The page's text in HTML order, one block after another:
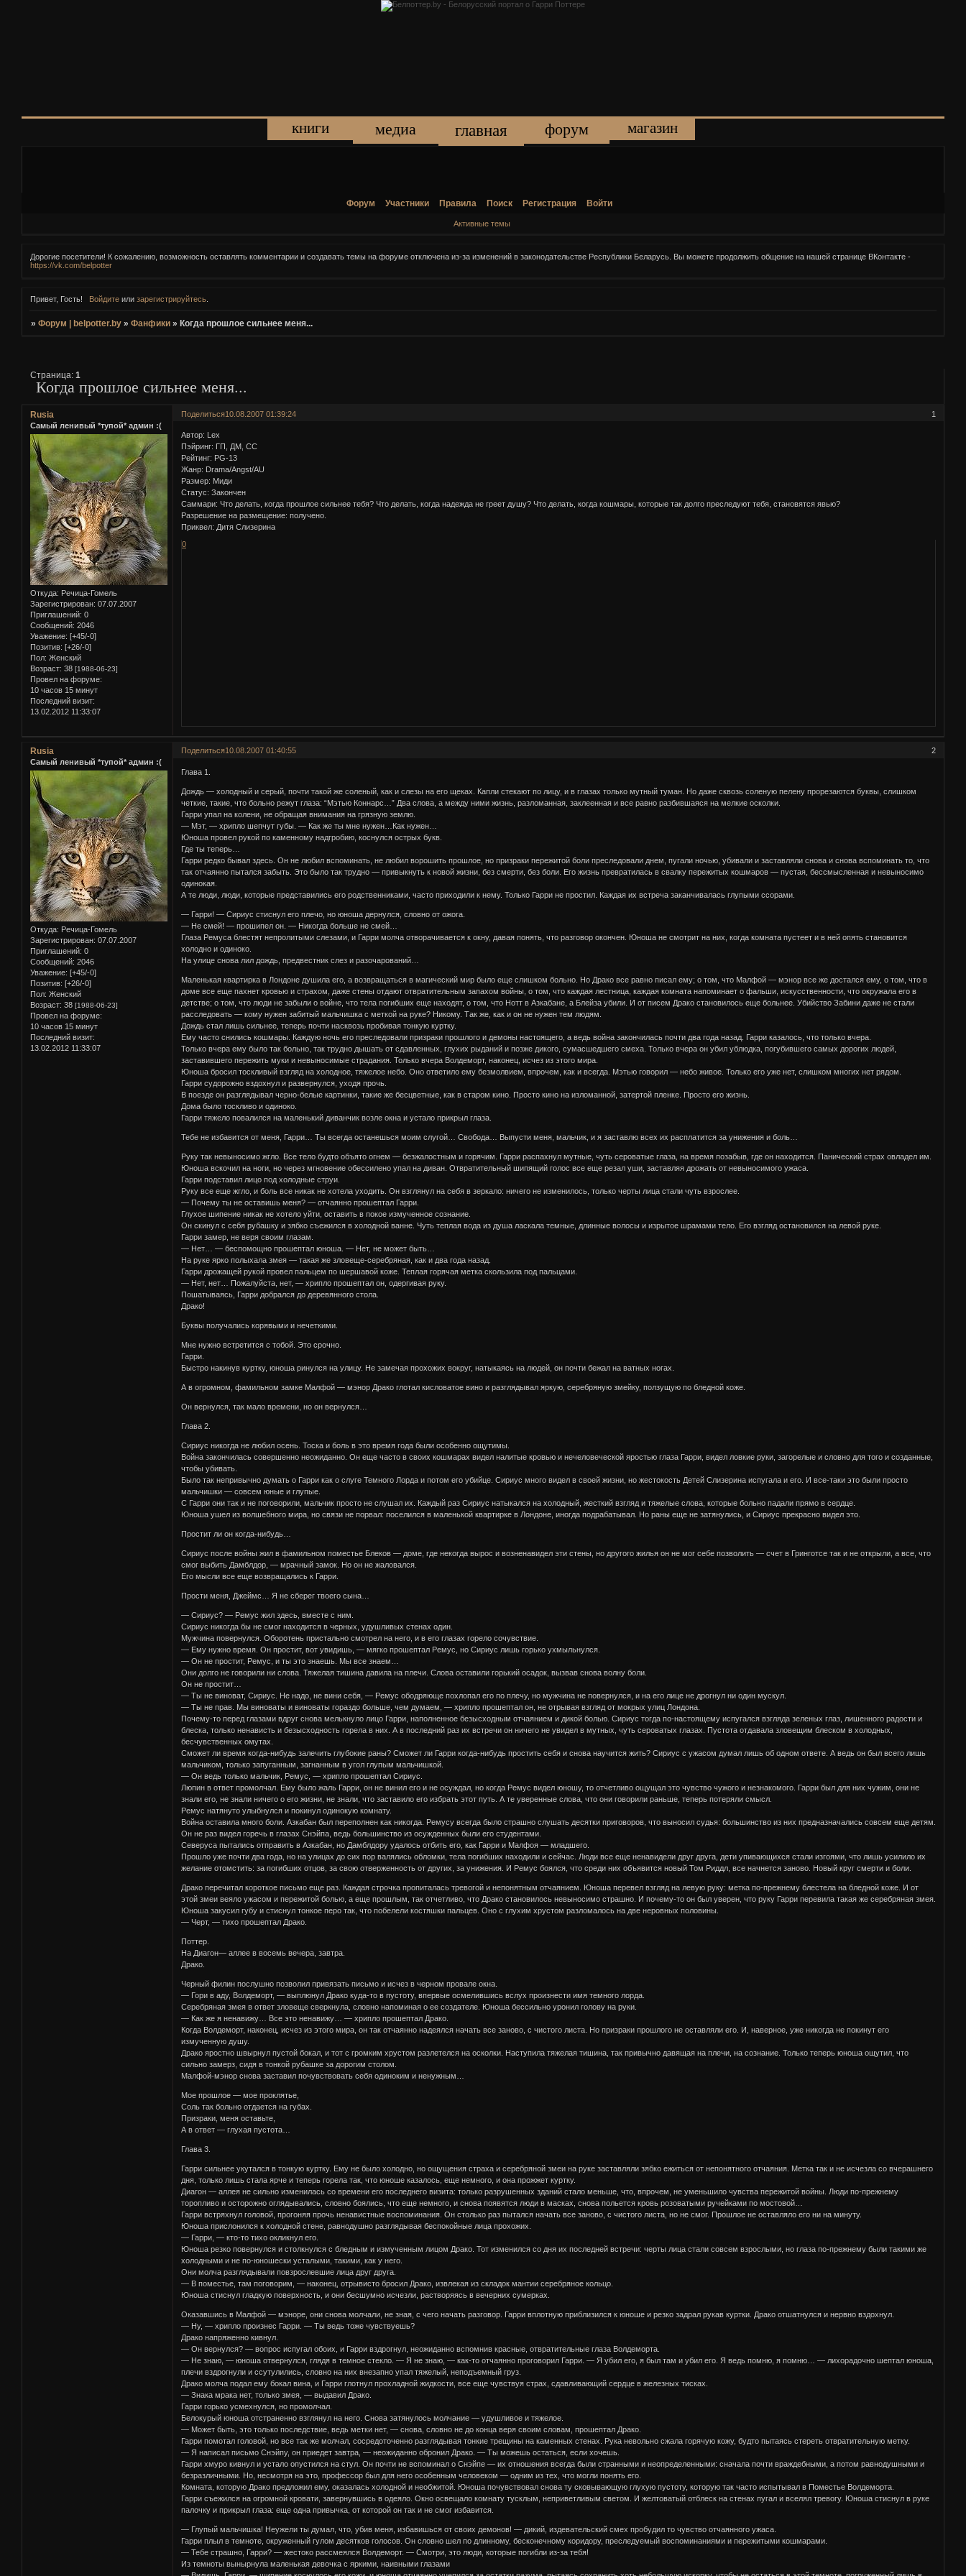
книги медиа главная форум магазин
Форум Участники Правила Поиск Регистрация Войти
Активные темы
Дорогие посетители! К сожалению, возможность оставлять комментарии и создавать темы на форуме отключена из-за изменений в законодательстве Республики Беларусь. Вы можете продолжить общение на нашей странице ВКонтакте -
https://vk.com/belpotter
Привет, Гость! Войдитеили зарегистрируйтесь.
»Форум | belpotter.by »Фанфики »Когда прошлое сильнее меня...
Когда прошлое сильнее меня...
Страница:1
Поделиться 1
10.08.2007 01:39:24
Rusia
Самый ленивый *тупой* админ :(
Откуда: Речица-Гомель
Зарегистрирован: 07.07.2007
Приглашений: 0
Сообщений: 2046
Уважение: [+45/-0]
Позитив: [+26/-0]
Пол: Женский
Возраст: 38 [1988-06-23]
Провел на форуме:
10 часов 15 минут
Последний визит:
13.02.2012 11:33:07
Автор: Lex
Пэйринг: ГП, ДМ, СС
Рейтинг: PG-13
Жанр: Drama/Angst/AU
Размер: Миди
Статус: Закончен
Саммари: Что делать, когда прошлое сильнее тебя? Что делать, когда надежда не греет душу? Что делать, когда кошмары, которые так долго преследуют тебя, становятся явью?
Разрешение на размещение: получено.
Приквел: Дитя Слизерина
0
Поделиться 2
10.08.2007 01:40:55
Rusia
Самый ленивый *тупой* админ :(
Откуда: Речица-Гомель
Зарегистрирован: 07.07.2007
Приглашений: 0
Сообщений: 2046
Уважение: [+45/-0]
Позитив: [+26/-0]
Пол: Женский
Возраст: 38 [1988-06-23]
Провел на форуме:
10 часов 15 минут
Последний визит:
13.02.2012 11:33:07
Глава 1.
Дождь — холодный и серый, почти такой же соленый, как и слезы на его щеках. Капли стекают по лицу, и в глазах только мутный туман. Но даже сквозь соленую пелену прорезаются буквы, слишком
четкие, такие, что больно режут глаза: “Мэтью Коннарс…” Два слова, а между ними жизнь, разломанная, заклеенная и все равно разбившаяся на мелкие осколки.
Гарри упал на колени, не обращая внимания на грязную землю.
— Мэт, — хрипло шепчут губы. — Как же ты мне нужен…Как нужен…
Юноша провел рукой по каменному надгробию, коснулся острых букв.
Где ты теперь…
Гарри редко бывал здесь. Он не любил вспоминать, не любил ворошить прошлое, но призраки пережитой боли преследовали днем, пугали ночью, убивали и заставляли снова и снова вспоминать то, что
так отчаянно пытался забыть. Это было так трудно — привыкнуть к новой жизни, без смерти, без боли. Его жизнь превратилась в свалку пережитых кошмаров — пустая, бессмысленная и невыносимо
одинокая.
А те люди, люди, которые представились его родственниками, часто приходили к нему. Только Гарри не простил. Каждая их встреча заканчивалась глупыми ссорами.
— Гарри! — Сириус стиснул его плечо, но юноша дернулся, словно от ожога.
— Не смей! — прошипел он. — Никогда больше не смей…
Глаза Ремуса блестят непролитыми слезами, и Гарри молча отворачивается к окну, давая понять, что разговор окончен. Юноша не смотрит на них, когда комната пустеет и в ней опять становится
холодно и одиноко.
На улице снова лил дождь, предвестник слез и разочарований…
Маленькая квартирка в Лондоне душила его, а возвращаться в магический мир было еще слишком больно. Но Драко все равно писал ему; о том, что Малфой — мэнор все же достался ему, о том, что в
доме все еще пахнет кровью и страхом, даже стены отдают отвратительным запахом войны, о том, что каждая лестница, каждая комната напоминает о фальши, искусственности, что окружала его в
детстве; о том, что люди не забыли о войне, что тела погибших еще находят, о том, что Нотт в Азкабане, а Блейза убили. И от писем Драко становилось еще больнее. Убийство Забини даже не стали
расследовать — кому нужен забитый мальчишка с меткой на руке? Никому. Так же, как и он не нужен тем людям.
Дождь стал лишь сильнее, теперь почти насквозь пробивая тонкую куртку.
Ему часто снились кошмары. Каждую ночь его преследовали призраки прошлого и демоны настоящего, а ведь война закончилась почти два года назад. Гарри казалось, что только вчера.
Только вчера ему было так больно, так трудно дышать от сдавленных, глухих рыданий и позже дикого, сумасшедшего смеха. Только вчера он убил ублюдка, погубившего самых дорогих людей,
заставившего пережить муки и невыносимые страдания. Только вчера Волдеморт, наконец, исчез из этого мира.
Юноша бросил тоскливый взгляд на холодное, тяжелое небо. Оно ответило ему безмолвием, впрочем, как и всегда. Мэтью говорил — небо живое. Только его уже нет, слишком многих нет рядом.
Гарри судорожно вздохнул и развернулся, уходя прочь.
В поезде он разглядывал черно-белые картинки, такие же бесцветные, как в старом кино. Просто кино на изломанной, затертой пленке. Просто его жизнь.
Дома было тоскливо и одиноко.
Гарри тяжело повалился на маленький диванчик возле окна и устало прикрыл глаза.
Тебе не избавится от меня, Гарри… Ты всегда останешься моим слугой… Свобода… Выпусти меня, мальчик, и я заставлю всех их расплатится за унижения и боль…
Руку так невыносимо жгло. Все тело будто объято огнем — безжалостным и горячим. Гарри распахнул мутные, чуть сероватые глаза, на время позабыв, где он находится. Панический страх овладел им.
Юноша вскочил на ноги, но через мгновение обессилено упал на диван. Отвратительный шипящий голос все еще резал уши, заставляя дрожать от невыносимого ужаса.
Гарри подставил лицо под холодные струи.
Руку все еще жгло, и боль все никак не хотела уходить. Он взглянул на себя в зеркало: ничего не изменилось, только черты лица стали чуть взрослее.
— Почему ты не оставишь меня? — отчаянно прошептал Гарри.
Глухое шипение никак не хотело уйти, оставить в покое измученное сознание.
Он скинул с себя рубашку и зябко съежился в холодной ванне. Чуть теплая вода из душа ласкала темные, длинные волосы и изрытое шрамами тело. Его взгляд остановился на левой руке.
Гарри замер, не веря своим глазам.
— Нет… — беспомощно прошептал юноша. — Нет, не может быть…
На руке ярко полыхала змея — такая же зловеще-серебряная, как и два года назад.
Гарри дрожащей рукой провел пальцем по шершавой коже. Теплая горячая метка скользила под пальцами.
— Нет, нет… Пожалуйста, нет, — хрипло прошептал он, одергивая руку.
Пошатываясь, Гарри добрался до деревянного стола.
Драко!
Буквы получались корявыми и нечеткими.
Мне нужно встретится с тобой. Это срочно.
Гарри.
Быстро накинув куртку, юноша ринулся на улицу. Не замечая прохожих вокруг, натыкаясь на людей, он почти бежал на ватных ногах.
А в огромном, фамильном замке Малфой — мэнор Драко глотал кисловатое вино и разглядывал яркую, серебряную змейку, ползущую по бледной коже.
Он вернулся, так мало времени, но он вернулся…
Глава 2.
Сириус никогда не любил осень. Тоска и боль в это время года были особенно ощутимы.
Война закончилась совершенно неожиданно. Он еще часто в своих кошмарах видел налитые кровью и нечеловеческой яростью глаза Гарри, видел ловкие руки, загорелые и словно для того и созданные,
чтобы убивать.
Было так непривычно думать о Гарри как о слуге Темного Лорда и потом его убийце. Сириус много видел в своей жизни, но жестокость Детей Слизерина испугала и его. И все-таки это были просто
мальчишки — совсем юные и глупые.
С Гарри они так и не поговорили, мальчик просто не слушал их. Каждый раз Сириус натыкался на холодный, жесткий взгляд и тяжелые слова, которые больно падали прямо в сердце.
Юноша ушел из волшебного мира, но связи не порвал: поселился в маленькой квартирке в Лондоне, иногда подрабатывал. Но раны еще не затянулись, и Сириус прекрасно видел это.
Простит ли он когда-нибудь…
Сириус после войны жил в фамильном поместье Блеков — доме, где некогда вырос и возненавидел эти стены, но другого жилья он не мог себе позволить — счет в Гринготсе так и не открыли, а все, что
смог выбить Дамблдор, — мрачный замок. Но он не жаловался.
Его мысли все еще возвращались к Гарри.
Прости меня, Джеймс… Я не сберег твоего сына…
— Сириус? — Ремус жил здесь, вместе с ним.
Сириус никогда бы не смог находится в черных, удушливых стенах один.
Мужчина повернулся. Оборотень пристально смотрел на него, и в его глазах горело сочувствие.
— Ему нужно время. Он простит, вот увидишь, — мягко прошептал Ремус, но Сириус лишь горько ухмыльнулся.
— Он не простит, Ремус, и ты это знаешь. Мы все знаем…
Они долго не говорили ни слова. Тяжелая тишина давила на плечи. Слова оставили горький осадок, вызвав снова волну боли.
Он не простит…
— Ты не виноват, Сириус. Не надо, не вини себя, — Ремус ободряюще похлопал его по плечу, но мужчина не повернулся, и на его лице не дрогнул ни один мускул.
— Ты не прав. Мы виноваты и виноваты гораздо больше, чем думаем, — хрипло прошептал он, не отрывая взгляд от мокрых улиц Лондона.
Почему-то перед глазами вдруг снова мелькнуло лицо Гарри, наполненное безысходным отчаянием и дикой болью. Сириус тогда по-настоящему испугался взгляда зеленых глаз, лишенного радости и
блеска, только ненависть и безысходность горела в них. А в последний раз их встречи он ничего не увидел в мутных, чуть сероватых глазах. Пустота отдавала зловещим блеском в холодных,
бесчувственных омутах.
Сможет ли время когда-нибудь залечить глубокие раны? Сможет ли Гарри когда-нибудь простить себя и снова научится жить? Сириус с ужасом думал лишь об одном ответе. А ведь он был всего лишь
мальчиком, только запуганным, загнанным в угол глупым мальчишкой.
— Он ведь только мальчик, Ремус, — хрипло прошептал Сириус.
Люпин в ответ промолчал. Ему было жаль Гарри, он не винил его и не осуждал, но когда Ремус видел юношу, то отчетливо ощущал это чувство чужого и незнакомого. Гарри был для них чужим, они не
знали его, не знали ничего о его жизни, не знали, что заставило его избрать этот путь. А те уверенные слова, что они говорили раньше, теперь потеряли смысл.
Ремус натянуто улыбнулся и покинул одинокую комнату.
Война оставила много боли. Азкабан был переполнен как никогда. Ремусу всегда было страшно слушать десятки приговоров, что выносил судья: большинство из них предназначались совсем еще детям.
Он не раз видел горечь в глазах Снэйпа, ведь большинство из осужденных были его студентами.
Северуса пытались отправить в Азкабан, но Дамблдору удалось отбить его, как Гарри и Малфоя — младшего.
Прошло уже почти два года, но на улицах до сих пор валялись обломки, тела погибших находили и сейчас. Люди все еще ненавидели друг друга, дети упивающихся стали изгоями, что лишь усилило их
желание отомстить: за погибших отцов, за свою отверженность от других, за унижения. И Ремус боялся, что среди них объявится новый Том Риддл, все начнется заново. Новый круг смерти и боли.
Драко перечитал короткое письмо еще раз. Каждая строчка пропиталась тревогой и непонятным отчаянием. Юноша перевел взгляд на левую руку: метка по-прежнему блестела на бледной коже. И от
этой змеи веяло ужасом и пережитой болью, а еще прошлым, так отчетливо, что Драко становилось невыносимо страшно. И почему-то он был уверен, что руку Гарри перевила такая же серебряная змея.
Юноша закусил губу и стиснул тонкое перо так, что побелели костяшки пальцев. Оно с глухим хрустом разломалось на две неровных половины.
— Черт, — тихо прошептал Драко.
Поттер.
На Диагон— аллее в восемь вечера, завтра.
Драко.
Черный филин послушно позволил привязать письмо и исчез в черном провале окна.
— Гори в аду, Волдеморт, — выплюнул Драко куда-то в пустоту, впервые осмелившись вслух произнести имя темного лорда.
Серебряная змея в ответ зловеще сверкнула, словно напоминая о ее создателе. Юноша бессильно уронил голову на руки.
— Как же я ненавижу… Все это ненавижу… — хрипло прошептал Драко.
Когда Волдеморт, наконец, исчез из этого мира, он так отчаянно надеялся начать все заново, с чистого листа. Но призраки прошлого не оставляли его. И, наверное, уже никогда не покинут его
измученную душу.
Драко яростно швырнул пустой бокал, и тот с громким хрустом разлетелся на осколки. Наступила тяжелая тишина, так привычно давящая на плечи, на сознание. Только теперь юноша ощутил, что
сильно замерз, сидя в тонкой рубашке за дорогим столом.
Малфой-мэнор снова заставил почувствовать себя одиноким и ненужным…
Мое прошлое — мое проклятье,
Соль так больно отдается на губах.
Призраки, меня оставьте,
А в ответ — глухая пустота…
Глава 3.
Гарри сильнее укутался в тонкую куртку. Ему не было холодно, но ощущения страха и серебряной змеи на руке заставляли зябко ежиться от непонятного отчаяния. Метка так и не исчезла со вчерашнего
дня, только лишь стала ярче и теперь горела так, что юноше казалось, еще немного, и она прожжет куртку.
Диагон — аллея не сильно изменилась со времени его последнего визита: только разрушенных зданий стало меньше, что, впрочем, не уменьшило чувства пережитой войны. Люди по-прежнему
торопливо и осторожно оглядывались, словно боялись, что еще немного, и снова появятся люди в масках, снова польется кровь розоватыми ручейками по мостовой…
Гарри встряхнул головой, прогоняя прочь ненавистные воспоминания. Он столько раз пытался начать все заново, с чистого листа, но не смог. Прошлое не оставляло его ни на минуту.
Юноша прислонился к холодной стене, равнодушно разглядывая беспокойные лица прохожих.
— Гарри, — кто-то тихо окликнул его.
Юноша резко повернулся и столкнулся с бледным и измученным лицом Драко. Тот изменился со дня их последней встречи: черты лица стали совсем взрослыми, но глаза по-прежнему были такими же
холодными и не по-юношески усталыми, такими, как у него.
Они молча разглядывали повзрослевшие лица друг друга.
— В поместье, там поговорим, — наконец, отрывисто бросил Драко, извлекая из складок мантии серебряное кольцо.
Юноша стиснул гладкую поверхность, и они бесшумно исчезли, растворяясь в вечерних сумерках.
Оказавшись в Малфой — мэноре, они снова молчали, не зная, с чего начать разговор. Гарри вплотную приблизился к юноше и резко задрал рукав куртки. Драко отшатнулся и нервно вздохнул.
— Ну, — хрипло произнес Гарри. — Ты ведь тоже чувствуешь?
Драко напряженно кивнул.
— Он вернулся? — вопрос испугал обоих, и Гарри вздрогнул, неожиданно вспомнив красные, отвратительные глаза Волдеморта.
— Не знаю, — юноша отвернулся, глядя в темное стекло. — Я не знаю, — как-то отчаянно проговорил Гарри. — Я убил его, я был там и убил его. Я ведь помню, я помню… — лихорадочно шептал юноша,
плечи вздрогнули и ссутулились, словно на них внезапно упал тяжелый, неподъемный груз.
Драко молча подал ему бокал вина, и Гарри глотнул прохладной жидкости, все еще чувствуя страх, сдавливающий сердце в железных тисках.
— Знака мрака нет, только змея, — выдавил Драко.
Гарри горько усмехнулся, но промолчал.
Белокурый юноша отстраненно взглянул на него. Снова затянулось молчание — удушливое и тяжелое.
— Может быть, это только последствие, ведь метки нет, — снова, словно не до конца веря своим словам, прошептал Драко.
Гарри помотал головой, но все так же молчал, сосредоточенно разглядывая тонкие трещины на каменных стенах. Рука невольно сжала горячую кожу, будто пытаясь стереть отвратительную метку.
— Я написал письмо Снэйпу, он приедет завтра, — неожиданно обронил Драко. — Ты можешь остаться, если хочешь.
Гарри хмуро кивнул и устало опустился на стул. Он почти не вспоминал о Снэйпе — их отношения всегда были странными и неопределенными: сначала почти враждебными, а потом равнодушными и
безразличными. Но, несмотря на это, профессор был для него особенным человеком — одним из тех, что могли понять его.
Комната, которую Драко предложил ему, оказалась холодной и необжитой. Юноша почувствовал снова ту сковывающую глухую пустоту, которую так часто испытывал в Поместье Волдеморта.
Гарри съежился на огромной кровати, завернувшись в одеяло. Окно освещало комнату тусклым, неприветливым светом. И желтоватый отблеск на стенах пугал и вселял тревогу. Юноша стиснул в руке
палочку и прикрыл глаза: еще одна привычка, от которой он так и не смог избавится.
— Глупый мальчишка! Неужели ты думал, что, убив меня, избавишься от своих демонов! — дикий, издевательский смех пробудил то чувство отчаянного ужаса.
Гарри плыл в темноте, окруженный гулом десятков голосов. Он словно шел по длинному, бесконечному коридору, преследуемый воспоминаниями и пережитыми кошмарами.
— Тебе страшно, Гарри? — жестоко рассмеялся Волдеморт. — Смотри, это люди, которые погибли из-за тебя!
Из темноты вынырнула маленькая девочка с яркими, наивными глазами